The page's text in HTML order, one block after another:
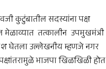
कुटुंबातील सदस्यांना पक्ष
मेळाव्यात तत्कालीन उपमुखमंत्री
घेतला उल्लेखनीय म्हणजे नगर
भाजपा खिळखिळी होत